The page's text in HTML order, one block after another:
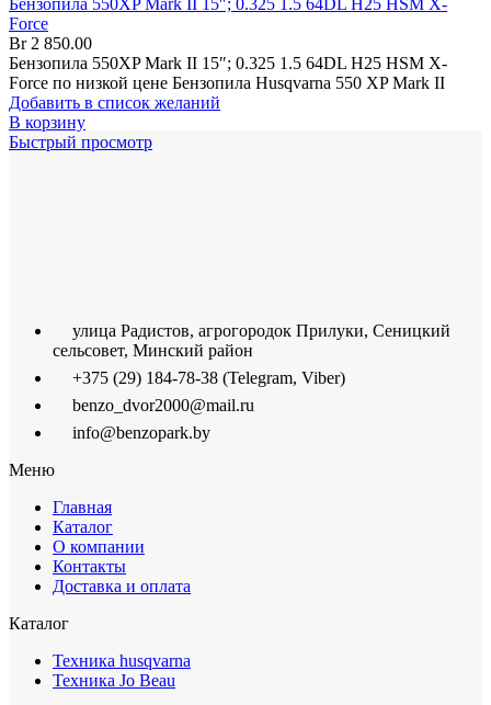
Бензопила 550XP Mark II 15″; 0.325 1.5 64DL H25 HSM X-
Force
Br2 850.00
Бензопила 550XP Mark II 15″; 0.325 1.5 64DL H25 HSM X-
Force по низкой цене Бензопила Husqvarna 550 XP Mark II
Добавить в список желаний
В корзину
Быстрый просмотр
улица Радистов, агрогородок Прилуки, Сеницкий
сельсовет, Минский район
+375 (29) 184-78-38 (Telegram, Viber)
benzo_dvor2000@mail.ru
info@benzopark.by
Меню
Главная
Каталог
О компании
Контакты
Доставка и оплата
Каталог
Техника husqvarna
Техника Jo Beau